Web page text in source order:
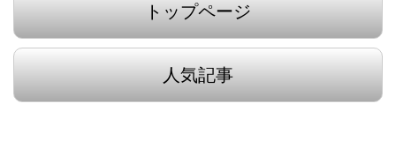
トップページ
人気記事